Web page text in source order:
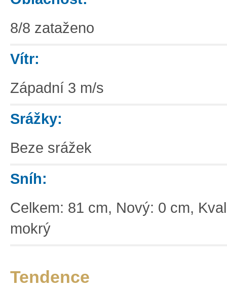
8/8 zataženo
Vítr:
Západní 3 m/s
Srážky:
Beze srážek
Sníh:
Celkem: 81 cm, Nový: 0 cm,
mokrý
Tendence
Základní
Satelitní